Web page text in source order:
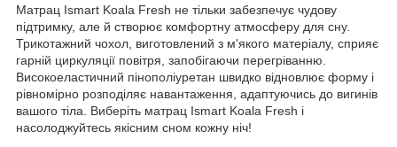
Матрац Ismart Koala Fresh не тільки забезпечує чудову
підтримку, але й створює комфортну атмосферу для сну.
Трикотажний чохол, виготовлений з м'якого матеріалу, сприяє
гарній циркуляції повітря, запобігаючи перегріванню.
Високоеластичний пінополіуретан швидко відновлює форму і
рівномірно розподіляє навантаження, адаптуючись до вигинів
вашого тіла. Виберіть матрац Ismart Koala Fresh і
насолоджуйтесь якісним сном кожну ніч!